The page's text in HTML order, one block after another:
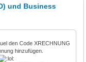
und Business
den Code XRECHNUNG
hinzufügen.